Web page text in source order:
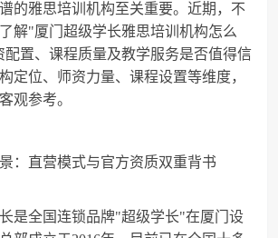
的雅思培训机构至关重要。近期，不
解"厦门超级学长雅思培训机构怎么
置、课程质量及教学服务是否值得信
定位、师资力量、课程设置等维度，
观参考。
：直营模式与官方资质双重背书
是全国连锁品牌"超级学长"在厦门设